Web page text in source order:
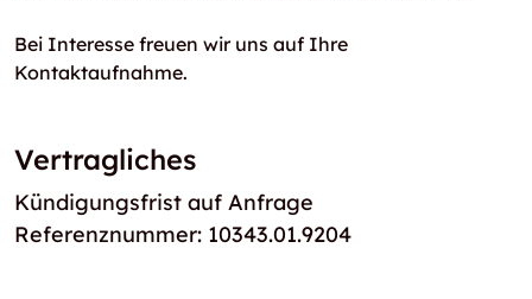
Bei Interesse freuen wir uns auf Ihre
Kontaktaufnahme.
Vertragliches
Kündigungsfrist auf Anfrage
Referenznummer: 10343.01.9204